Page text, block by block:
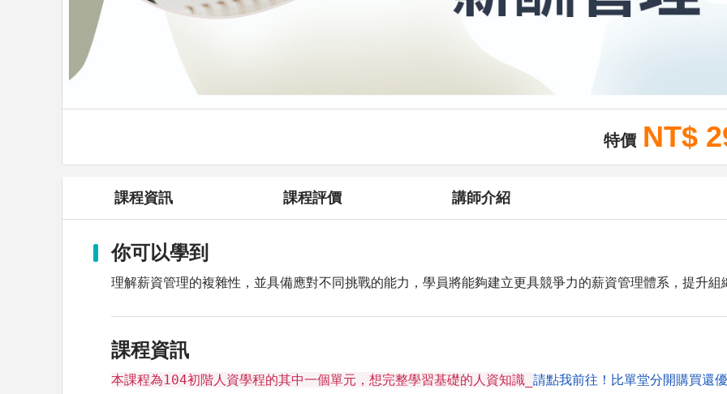
特價 NT$
課程資訊 課程評價 講師介紹
你可以學到
理解薪資管理的複雜性，並具備應對不同挑戰的能力，學員將能夠建立更具競爭力的薪資管理體系，提升
課程資訊
本課程為104初階人資學程的其中一個單元，想完整學習基礎的人資知識_ 請點我前往！比單堂分開購買還